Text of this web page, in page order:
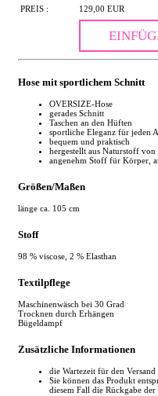
PREIS : 129,00 EUR
Hose mit sportlichem Schnitt
OVERSIZE-Hose
gerades Schnitt
Taschen an den Hüften
sportliche Eleganz für jeden
bequem und praktisch
hergestellt aus Naturstoff
angenehm Stoff für Körper,
Größen/Maßen
länge ca. 105 cm
Stoff
98 % viscose, 2 % Elasthan
Textilpflege
Maschinenwäsch bei 30 Grad
Trocknen durch Erhängen
Bügeldampf
Zusätzliche Informationen
die Wartezeit für den
Sie können das Produkt
diesem Fall die Rückgabe